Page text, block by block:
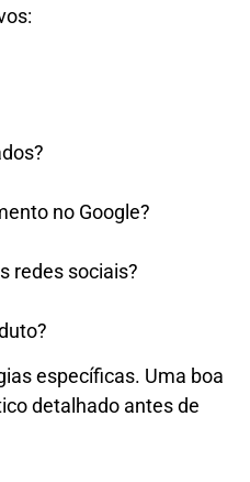
no Google?
redes sociais?
específicas. Uma boa
detalhado antes de